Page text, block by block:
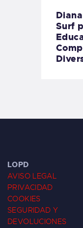
Surf
LOPD
AVISO LEGAL
PRIVACIDAD
COOKIES
SEGURIDAD Y
DEVOLUCIONES